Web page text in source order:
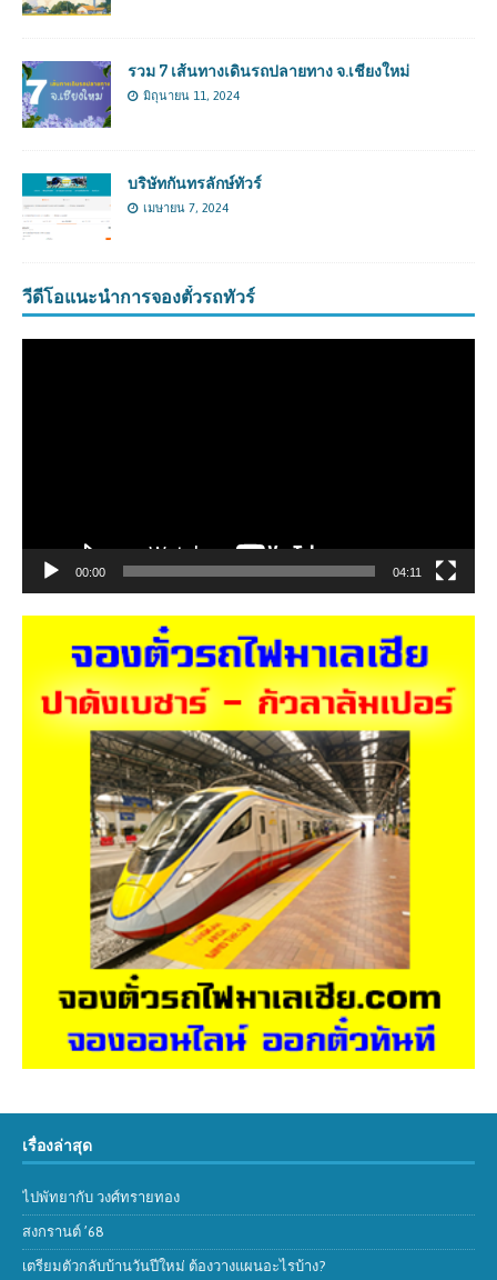
รวม 7 เส้นทางเดินรถปลายทาง จ.เชียงใหม่
มิถุนายน 11, 2024
บริษัทกันทรลักษ์ทัวร์
เมษายน 7, 2024
วีดีโอแนะนำการจองตั๋วรถทัวร์
00:00 04:11
เรื่องล่าสุด
ไปพัทยากับ วงศ์ทรายทอง
สงกรานต์ ’68
เตรียมตัวกลับบ้านวันปีใหม่ ต้องวางแผนอะไรบ้าง?